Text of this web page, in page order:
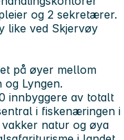
og 2 sekretærer.
like ved Skjervøy
på øyer mellom
Lyngen.
innbyggere av totalt
i fiskenæringen i
natur og øya